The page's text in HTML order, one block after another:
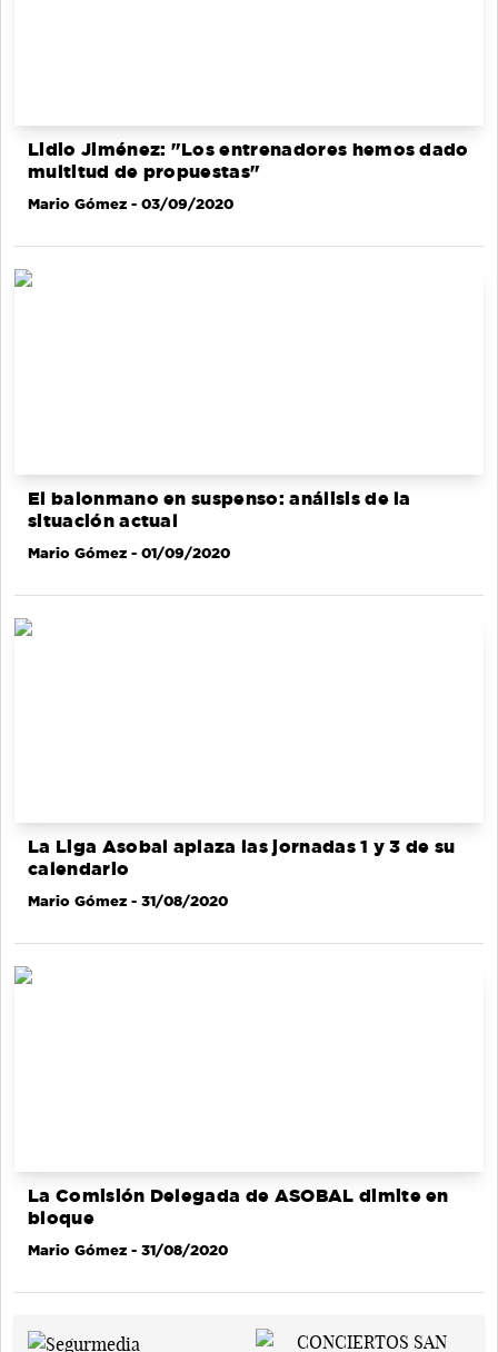
Lidio Jiménez: "Los entrenadores hemos dado
multitud de propuestas"
Mario Gómez - 03/09/2020
El balonmano en suspenso: análisis de la
situación actual
Mario Gómez - 01/09/2020
La Liga Asobal aplaza las jornadas 1 y 3 de su
calendario
Mario Gómez - 31/08/2020
La Comisión Delegada de ASOBAL dimite en
bloque
Mario Gómez - 31/08/2020